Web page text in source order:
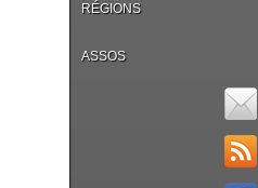
RÉGIONS
ASSOS